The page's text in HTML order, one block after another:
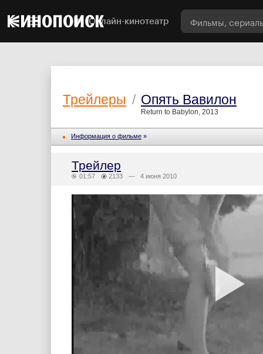
Онлайн-кинотеатр
Трейлеры / Опять Вавилон
Return to Babylon, 2013
Информация о фильме »
Трейлер
01:57 2133 — 4 июня 2010